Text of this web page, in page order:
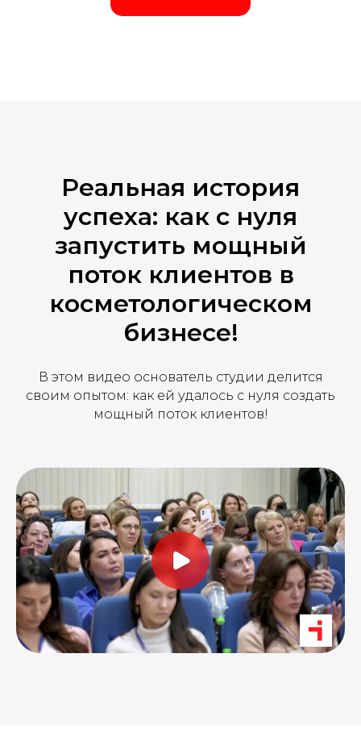
Реальная история
успеха: как с нуля
запустить мощный
поток клиентов в
косметологическом
бизнесе!
В этом видео основатель студии делится
своим опытом: как ей удалось с нуля создать
мощный поток клиентов!